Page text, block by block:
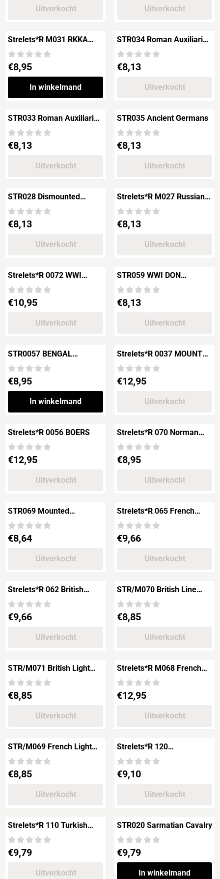
Uitverkocht Uitverkocht
Strelets*R M031 RKKA
Infantry
Prijs: 8,95
€8,95
In winkelmand
STR034 Roman Auxiliaries
in Advance
Prijs: 8,13
€8,13
Uitverkocht
STR033 Roman Auxiliaries
before Battle
Prijs: 8,13
€8,13
Uitverkocht
STR035 Ancient Germans
Prijs: 8,13
€8,13
Uitverkocht
STR028 Dismounted
Mongols
Prijs: 8,13
€8,13
Uitverkocht
Strelets*R M027 Russian
Peasant Levy in winter
dress
Prijs: 8,13
€8,13
Uitverkocht
Strelets*R 0072 WWI
GERMAN UHLANS
Prijs: 10,95
€10,95
Uitverkocht
STR059 WWI DON
COSSACKS
Prijs: 8,13
€8,13
Uitverkocht
STR0057 BENGAL
LANCERS
Prijs: 8,95
€8,95
In winkelmand
Strelets*R 0037 MOUNTED
BOERS
Prijs: 12,95
€12,95
Uitverkocht
Strelets*R 0056 BOERS
Prijs: 12,95
€12,95
Uitverkocht
Strelets*R 070 Norman
Cavalry on the March
Prijs: 8,95
€8,95
Uitverkocht
STR069 Mounted
Pretorains
Prijs: 8,64
€8,64
Uitverkocht
Strelets*R 065 French
Field Artillery Crimean War
Prijs: 9,66
€9,66
Uitverkocht
Strelets*R 062 British
Siege Artillery Crimean
War
Prijs: 9,66
€9,66
Uitverkocht
STR/M070 British Line
Infantry in Egypt
Prijs: 8,85
€8,85
Uitverkocht
STR/M071 British Light
Infantry in Egypt
Prijs: 8,85
€8,85
Uitverkocht
Strelets*R M068 French
Line Infantry Egyptian
Expedition
Prijs: 12,95
€12,95
Uitverkocht
STR/M069 French Light
Infantry in Egypt
Prijs: 8,85
€8,85
Uitverkocht
Strelets*R 120
MAMELUKS
Prijs: 9,10
€9,10
Uitverkocht
Strelets*R 110 Turkish
Regular Cavalry Russian-
Turkish War 1877
Prijs: 9,79
€9,79
Uitverkocht
STR020 Sarmatian Cavalry
Prijs: 9,79
€9,79
In winkelmand